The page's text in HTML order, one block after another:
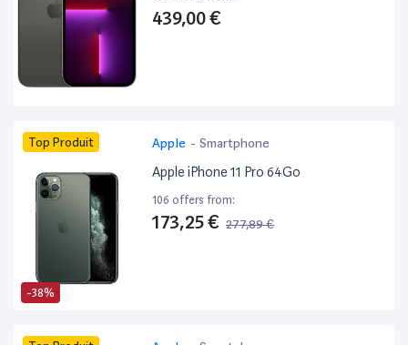
439,00 €
-38%
Top Produit Apple - Smartphone
Apple iPhone 11 Pro 64Go
106 offers from:
173,25 € 277,89 €